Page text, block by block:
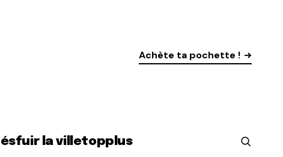
Achète ta pochette !
fuir la villetopplus